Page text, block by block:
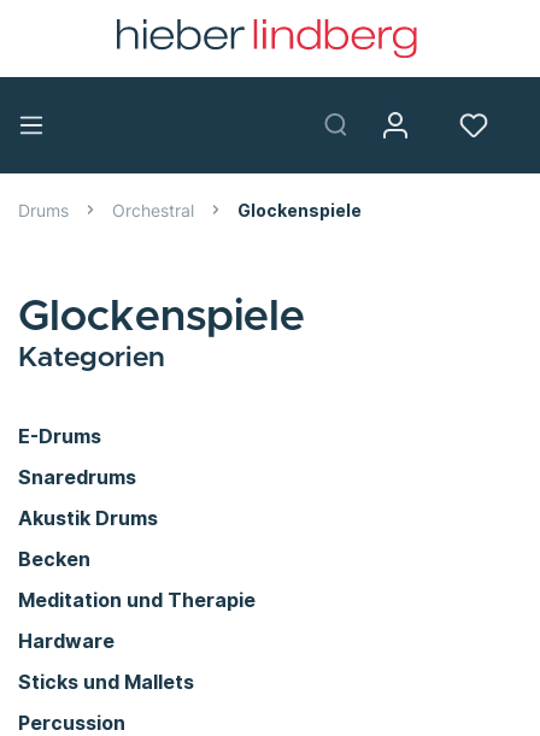
Drums Orchestral Glockenspiele
Glockenspiele
Kategorien
E-Drums
Snaredrums
Akustik Drums
Becken
Meditation und Therapie
Hardware
Sticks und Mallets
Percussion